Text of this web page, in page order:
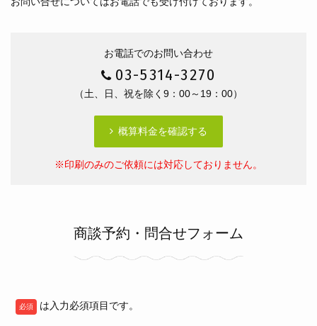
お電話でのお問い合わせ
03-5314-3270
（土、日、祝を除く9：00～19：00）
概算料金を確認する
※印刷のみのご依頼には対応しておりません。
商談予約・問合せフォーム
必須 は入力必須項目です。